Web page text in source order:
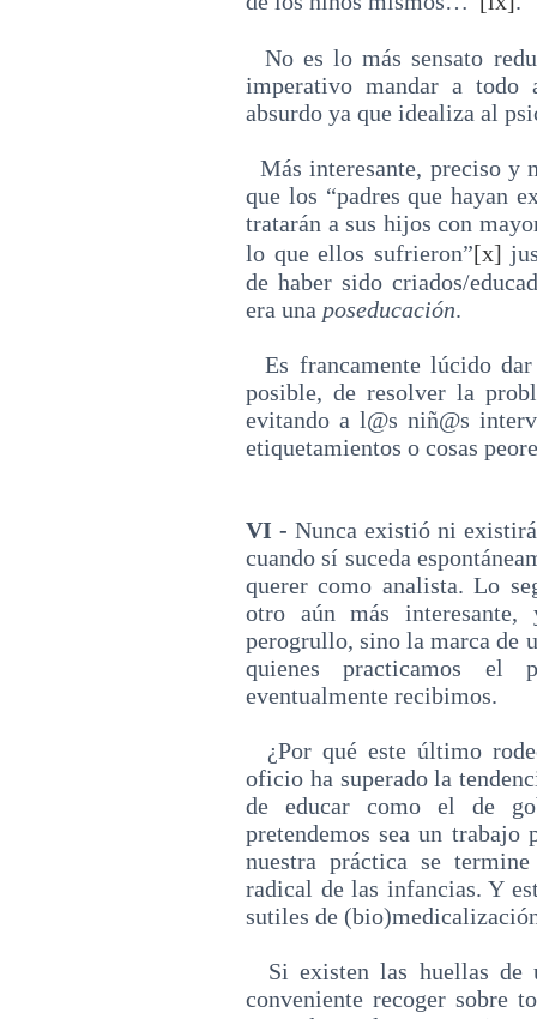
No es lo más sensato
imperativo mandar a todo
absurdo ya que idealiza al
Más interesante, preciso y
que los “padres que hayan
tratarán a sus hijos con
lo que ellos sufrieron”[x]
de haber sido criados/
era una poseducación.
Es francamente lúcido
posible, de resolver la
evitando a l@s niñ@s
etiquetamientos o cosas
VI -Nunca existió ni
cuando sí suceda
querer como analista. Lo
otro aún más
perogrullo, sino la marca de
quienes practicamos el
eventualmente recibimos.
¿Por qué este último
oficio ha superado la
de educar como el de
pretendemos sea un trabajo
nuestra práctica se
radical de las infancias. Y
sutiles de
Si existen las huellas de
conveniente recoger sobre